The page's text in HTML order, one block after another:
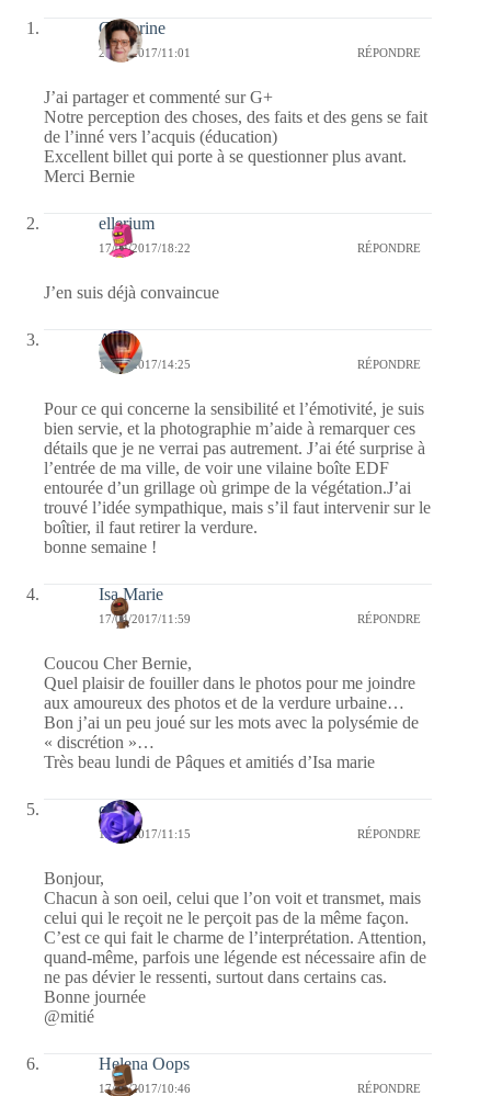
Catherine
29/04/2017/11:01 RÉPONDRE
J’ai partager et commenté sur G+
Notre perception des choses, des faits et des gens se fait
de l’inné vers l’acquis (éducation)
Excellent billet qui porte à se questionner plus avant.
Merci Bernie
ellerium
17/04/2017/18:22 RÉPONDRE
J’en suis déjà convaincue
Ava
17/04/2017/14:25 RÉPONDRE
Pour ce qui concerne la sensibilité et l’émotivité, je suis
bien servie, et la photographie m’aide à remarquer ces
détails que je ne verrai pas autrement. J’ai été surprise à
l’entrée de ma ville, de voir une vilaine boîte EDF
entourée d’un grillage où grimpe de la végétation.J’ai
trouvé l’idée sympathique, mais s’il faut intervenir sur le
boîtier, il faut retirer la verdure.
bonne semaine !
Isa Marie
17/04/2017/11:59 RÉPONDRE
Coucou Cher Bernie,
Quel plaisir de fouiller dans le photos pour me joindre
aux amoureux des photos et de la verdure urbaine…
Bon j’ai un peu joué sur les mots avec la polysémie de
« discrétion »…
Très beau lundi de Pâques et amitiés d’Isa marie
covix
17/04/2017/11:15 RÉPONDRE
Bonjour,
Chacun à son oeil, celui que l’on voit et transmet, mais
celui qui le reçoit ne le perçoit pas de la même façon.
C’est ce qui fait le charme de l’interprétation. Attention,
quand-même, parfois une légende est nécessaire afin de
ne pas dévier le ressenti, surtout dans certains cas.
Bonne journée
@mitié
Helena Oops
17/04/2017/10:46 RÉPONDRE